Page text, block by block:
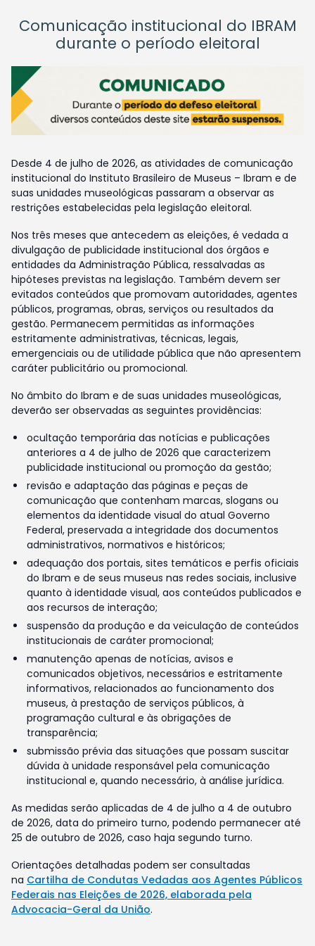
Comunicação institucional do IBRAM
durante o período eleitoral
Desde 4 de julho de 2026, as atividades de comunicação
institucional do Instituto Brasileiro de Museus – Ibram e de
suas unidades museológicas passaram a observar as
restrições estabelecidas pela legislação eleitoral.
Nos três meses que antecedem as eleições, é vedada a
divulgação de publicidade institucional dos órgãos e
entidades da Administração Pública, ressalvadas as
hipóteses previstas na legislação. Também devem ser
evitados conteúdos que promovam autoridades, agentes
públicos, programas, obras, serviços ou resultados da
gestão. Permanecem permitidas as informações
estritamente administrativas, técnicas, legais,
emergenciais ou de utilidade pública que não apresentem
caráter publicitário ou promocional.
No âmbito do Ibram e de suas unidades museológicas,
deverão ser observadas as seguintes providências:
ocultação temporária das notícias e publicações
anteriores a 4 de julho de 2026 que caracterizem
publicidade institucional ou promoção da gestão;
revisão e adaptação das páginas e peças de
comunicação que contenham marcas, slogans ou
elementos da identidade visual do atual Governo
Federal, preservada a integridade dos documentos
administrativos, normativos e históricos;
adequação dos portais, sites temáticos e perfis oficiais
do Ibram e de seus museus nas redes sociais, inclusive
quanto à identidade visual, aos conteúdos publicados e
aos recursos de interação;
suspensão da produção e da veiculação de conteúdos
institucionais de caráter promocional;
manutenção apenas de notícias, avisos e
comunicados objetivos, necessários e estritamente
informativos, relacionados ao funcionamento dos
museus, à prestação de serviços públicos, à
programação cultural e às obrigações de
transparência;
submissão prévia das situações que possam suscitar
dúvida à unidade responsável pela comunicação
institucional e, quando necessário, à análise jurídica.
As medidas serão aplicadas de 4 de julho a 4 de outubro
de 2026, data do primeiro turno, podendo permanecer até
25 de outubro de 2026, caso haja segundo turno.
Orientações detalhadas podem ser consultadas
na Cartilha de Condutas Vedadas aos Agentes Públicos
Federais nas Eleições de 2026, elaborada pela
Advocacia-Geral da União.